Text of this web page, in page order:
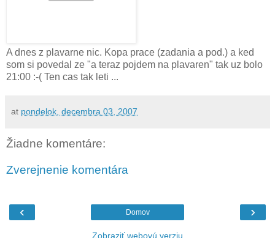
A dnes z plavarne nic. Kopa prace (zadania a pod.) a ked
som si povedal ze "a teraz pojdem na plavaren" tak uz bolo
21:00 :-( Ten cas tak leti ...
at pondelok, decembra 03, 2007
Žiadne komentáre:
Zverejnenie komentára
‹ ›
Domov
Zobraziť webovú verziu